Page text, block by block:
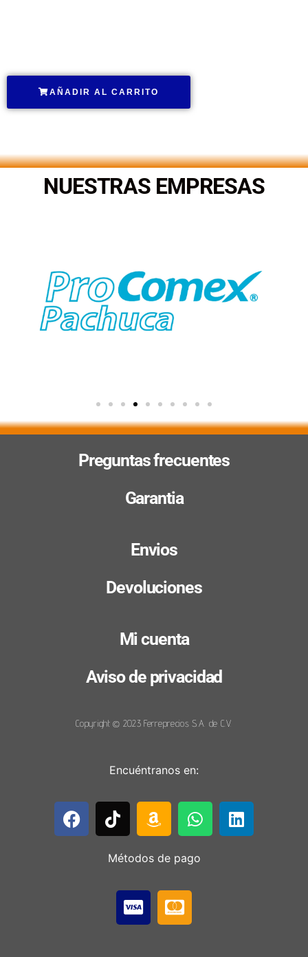
AÑADIR AL CARRITO
NUESTRAS EMPRESAS
Preguntas frecuentes
Garantia
Envios
Devoluciones
Mi cuenta
Aviso de privacidad
Copyright © 2023 Ferreprecios S.A. de C.V.
Encuéntranos en:
Métodos de pago